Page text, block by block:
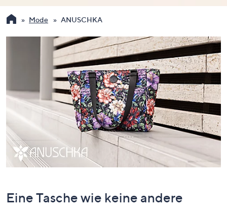
verwenden
Sie
nach
unten
wischen
Sie
auf
Touch-
links
Mode ANUSCHKA
Eine Tasche wie keine andere